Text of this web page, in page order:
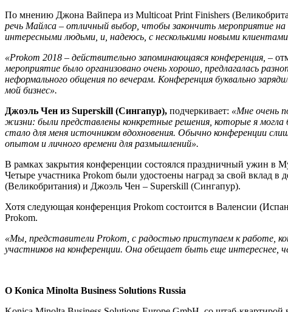
По мнению Джона Вайпера из Multicoat Print Finishers
речь Майлса – отличный выбор, чтобы закончить мероприятие
интересными людьми, и, надеюсь, с несколькими новыми
«Prokom 2018 – действительно запоминающаяся конференция, –
мероприятие было организовано очень хорошо, предлагалась
неформального общения по вечерам. Конференция буквально
мой бизнес».
Джоэль Чен из Superskill (Сингапур), подчеркивает: «Мне очень
жизни: были представлены конкретные решения, которые я могла
стало для меня источником вдохновения. Обычно конференции
опытом и личного времени для размышлений».
В рамках закрытия конференции состоялся праздничный ужин в
Четыре участника Prokom были удостоены наград за свой вклад
(Великобритания) и Джоэль Чен – Superskill (Сингапур).
Хотя следующая конференция Prokom состоится в Валенсии
Prokom.
«Мы, представители Prokom, с радостью приступаем к работе,
участников на конференции. Она обещает быть еще интереснее,
О Konica Minolta Business Solutions Russia